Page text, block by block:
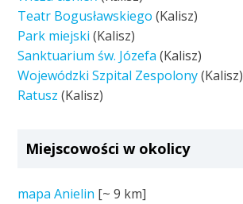
Teatr Bogusławskiego (Kalisz)
Park miejski (Kalisz)
Sanktuarium św. Józefa (Kalisz)
Wojewódzki Szpital Zespolony(Kalisz)
Ratusz (Kalisz)
Miejscowości w okolicy
mapa Anielin [~9 km]